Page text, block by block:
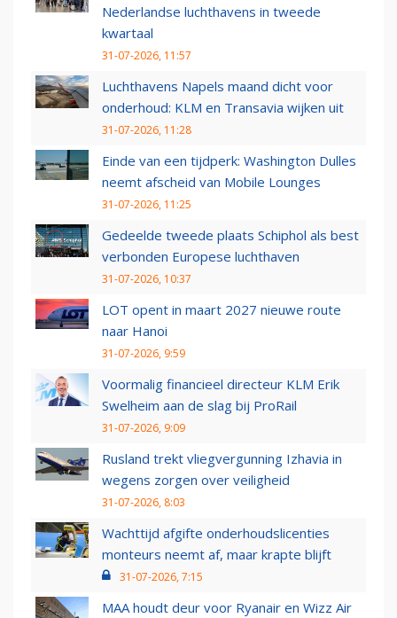
Nederlandse luchthavens in tweede
kwartaal
31-07-2026, 11:57
Luchthavens Napels maand dicht voor
onderhoud: KLM en Transavia wijken uit
31-07-2026, 11:28
Einde van een tijdperk: Washington Dulles
neemt afscheid van Mobile Lounges
31-07-2026, 11:25
Gedeelde tweede plaats Schiphol als best
verbonden Europese luchthaven
31-07-2026, 10:37
LOT opent in maart 2027 nieuwe route
naar Hanoi
31-07-2026, 9:59
Voormalig financieel directeur KLM Erik
Swelheim aan de slag bij ProRail
31-07-2026, 9:09
Rusland trekt vliegvergunning Izhavia in
wegens zorgen over veiligheid
31-07-2026, 8:03
Wachttijd afgifte onderhoudslicenties
monteurs neemt af, maar krapte blijft
31-07-2026, 7:15
MAA houdt deur voor Ryanair en Wizz Air